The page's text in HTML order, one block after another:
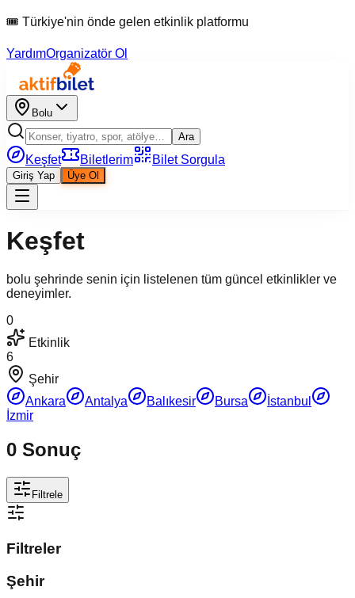
🎟 Türkiye'nin önde gelen etkinlik platformu
YardımOrganizatör Ol
Bolu
Ara
Keşfet Biletlerim Bilet Sorgula
Giriş Yap Üye Ol
Keşfet
bolu şehrinde senin için listelenen tüm güncel etkinlikler ve
deneyimler.
0
Etkinlik
6
Şehir
Ankara
Antalya Balıkesir Bursa
İstanbul
İzmir
0 Sonuç
Filtrele
Filtreler
Şehir